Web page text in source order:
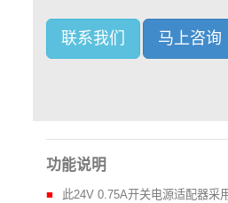
联系我们 马上咨询
功能说明
此24V 0.75A开关电源适配器采